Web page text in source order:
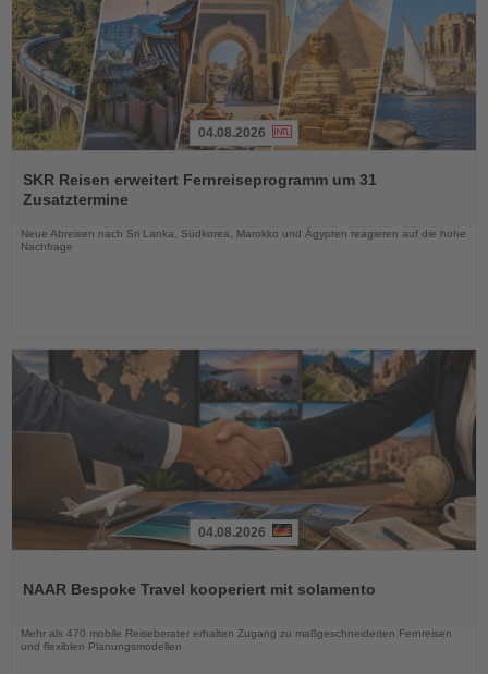
Sie
die
04.08.2026
SKR Reisen erweitert Fernreiseprogramm um 31
Zusatztermine
Neue Abreisen nach Sri Lanka, Südkorea, Marokko und Ägypten reagieren auf die hohe
Nachfrage
die
04.08.2026
NAAR Bespoke Travel kooperiert mit solamento
Mehr als 470 mobile Reiseberater erhalten Zugang zu maßgeschneiderten Fernreisen
und flexiblen Planungsmodellen